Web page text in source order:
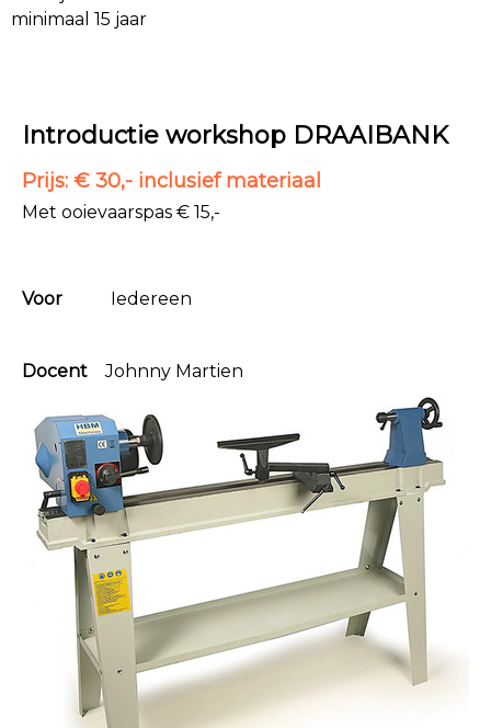
minimaal 15 jaar
Introductie workshop DRAAIBANK
Prijs: € 30,- inclusief materiaal
Met ooievaarspas € 15,-
Voor Iedereen
DocentJohnny Martien